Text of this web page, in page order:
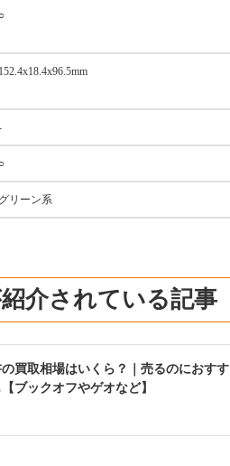
○
152.4x18.4x96.5mm
○
グリーン系
介されている記事
買取相場はいくら？｜売るのにおすす
ブックオフやゲオなど】